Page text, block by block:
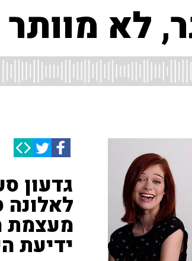
לא מוותר
גדעון
מעצמת
ידיעת